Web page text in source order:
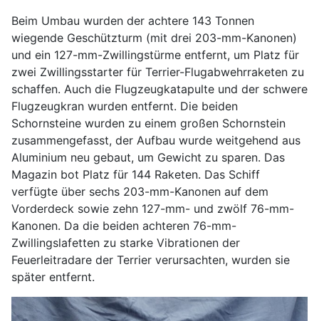
Beim Umbau wurden der achtere 143 Tonnen
wiegende Geschützturm (mit drei 203-mm-Kanonen)
und ein 127-mm-Zwillingstürme entfernt, um Platz für
zwei Zwillingsstarter für Terrier-Flugabwehrraketen zu
schaffen. Auch die Flugzeugkatapulte und der schwere
Flugzeugkran wurden entfernt. Die beiden
Schornsteine wurden zu einem großen Schornstein
zusammengefasst, der Aufbau wurde weitgehend aus
Aluminium neu gebaut, um Gewicht zu sparen. Das
Magazin bot Platz für 144 Raketen. Das Schiff
verfügte über sechs 203-mm-Kanonen auf dem
Vorderdeck sowie zehn 127-mm- und zwölf 76-mm-
Kanonen. Da die beiden achteren 76-mm-
Zwillingslafetten zu starke Vibrationen der
Feuerleitradare der Terrier verursachten, wurden sie
später entfernt.